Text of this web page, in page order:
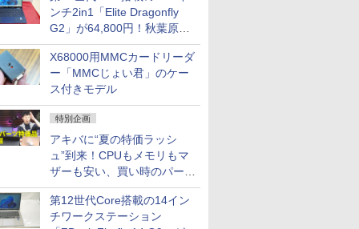
ンチ2in1「Elite Dragonfly
G2」が64,800円！秋葉原で
中古PCセール
X68000用MMCカードリーダ
ー「MMCじょい君」のケー
ス付きモデル
特別企画
アキバに“夏の特価ラッシ
ュ”到来！CPUもメモリもマ
ザーも安い、買い時のパーツ
は？【8月7日(金)22時配信】
第12世代Core搭載の14イン
チワークステーション